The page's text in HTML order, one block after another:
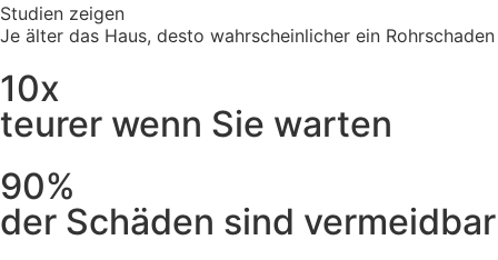
Studien zeigen
Je älter das Haus, desto wahrscheinlicher ein Rohrschaden
10x
teurer wenn Sie warten
90%
der Schäden sind vermeidbar